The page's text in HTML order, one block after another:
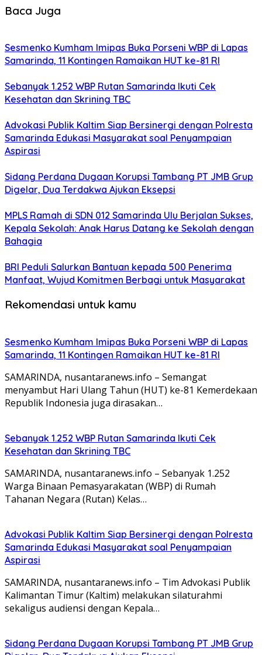
Baca Juga
Sesmenko Kumham Imipas Buka Porseni WBP di Lapas
Samarinda, 11 Kontingen Ramaikan HUT ke-81 RI
Sebanyak 1.252 WBP Rutan Samarinda Ikuti Cek
Kesehatan dan Skrining TBC
Advokasi Publik Kaltim Siap Bersinergi dengan Polresta
Samarinda Edukasi Masyarakat soal Penyampaian
Aspirasi
Sidang Perdana Dugaan Korupsi Tambang PT JMB Grup
Digelar, Dua Terdakwa Ajukan Eksepsi
MPLS Ramah di SDN 012 Samarinda Ulu Berjalan Sukses,
Kepala Sekolah: Anak Harus Datang ke Sekolah dengan
Bahagia
BRI Peduli Salurkan Bantuan kepada 500 Penerima
Manfaat, Wujud Komitmen Berbagi untuk Masyarakat
Rekomendasi untuk kamu
Sesmenko Kumham Imipas Buka Porseni WBP di Lapas
Samarinda, 11 Kontingen Ramaikan HUT ke-81 RI
SAMARINDA, nusantaranews.info – Semangat
menyambut Hari Ulang Tahun (HUT) ke-81 Kemerdekaan
Republik Indonesia juga dirasakan…
Sebanyak 1.252 WBP Rutan Samarinda Ikuti Cek
Kesehatan dan Skrining TBC
SAMARINDA, nusantaranews.info – Sebanyak 1.252
Warga Binaan Pemasyarakatan (WBP) di Rumah
Tahanan Negara (Rutan) Kelas…
Advokasi Publik Kaltim Siap Bersinergi dengan Polresta
Samarinda Edukasi Masyarakat soal Penyampaian
Aspirasi
SAMARINDA, nusantaranews.info – Tim Advokasi Publik
Kalimantan Timur (Kaltim) melakukan silaturahmi
sekaligus audiensi dengan Kepala…
Sidang Perdana Dugaan Korupsi Tambang PT JMB Grup